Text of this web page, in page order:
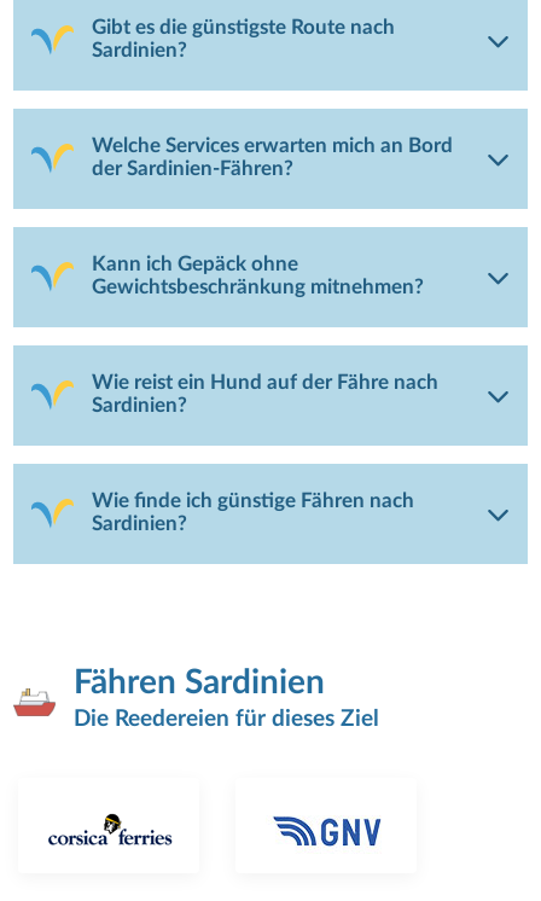
Gibt es die günstigste Route nach
Sardinien?
Welche Services erwarten mich an Bord
der Sardinien-Fähren?
Kann ich Gepäck ohne
Gewichtsbeschränkung mitnehmen?
Wie reist ein Hund auf der Fähre nach
Sardinien?
Wie finde ich günstige Fähren nach
Sardinien?
Fähren Sardinien
Die Reedereien für dieses Ziel